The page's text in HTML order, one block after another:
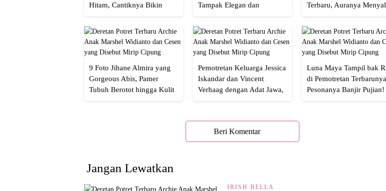
Hitam, Cantiknya Bikin
Tampak Elegan dan
Terbaru, Auranya
9 Foto Jihane Almira yang
Gorgeous Abis, Pamer
Tubuh Berotot hingga Kulit
Pemotretan Keluarga Jessica
Iskandar dan Vincent
Verhaag dengan Adat Jawa,
Luna Maya Tampil bak
di Pemotretan
Pesonanya Banjir Pujian!
Beri Komentar
Jangan Lewatkan
IRISH BELLA